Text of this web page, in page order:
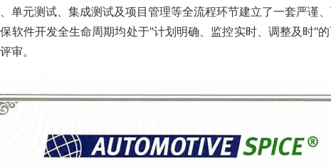
单元测试、集成测试及项目管理等全流程环节建立了一套严谨
软件开发全生命周期均处于"计划明确、监控实时、调整及时"
审。